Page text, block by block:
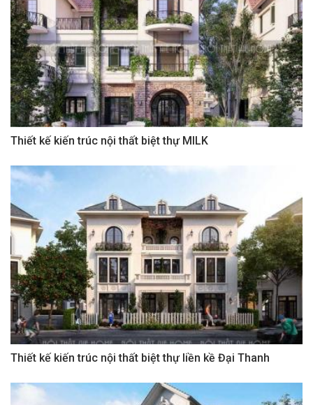
Thiết kế kiến trúc nội thất biệt thự MILK
Thiết kế kiến trúc nội thất biệt thự liền kề Đại Thanh